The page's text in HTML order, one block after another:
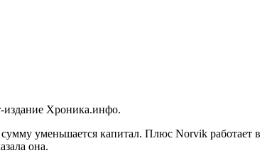
издание Хроника.инфо.
уменьшается капитал. Плюс Norvik работает в
она.